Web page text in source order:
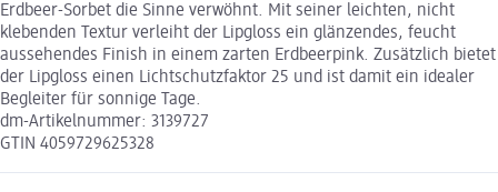
Erdbeer-Sorbet die Sinne verwöhnt. Mit seiner leichten, nicht
klebenden Textur verleiht der Lipgloss ein glänzendes, feucht
aussehendes Finish in einem zarten Erdbeerpink. Zusätzlich bietet
der Lipgloss einen Lichtschutzfaktor 25 und ist damit ein idealer
Begleiter für sonnige Tage.
dm-Artikelnummer: 3139727
GTIN 4059729625328